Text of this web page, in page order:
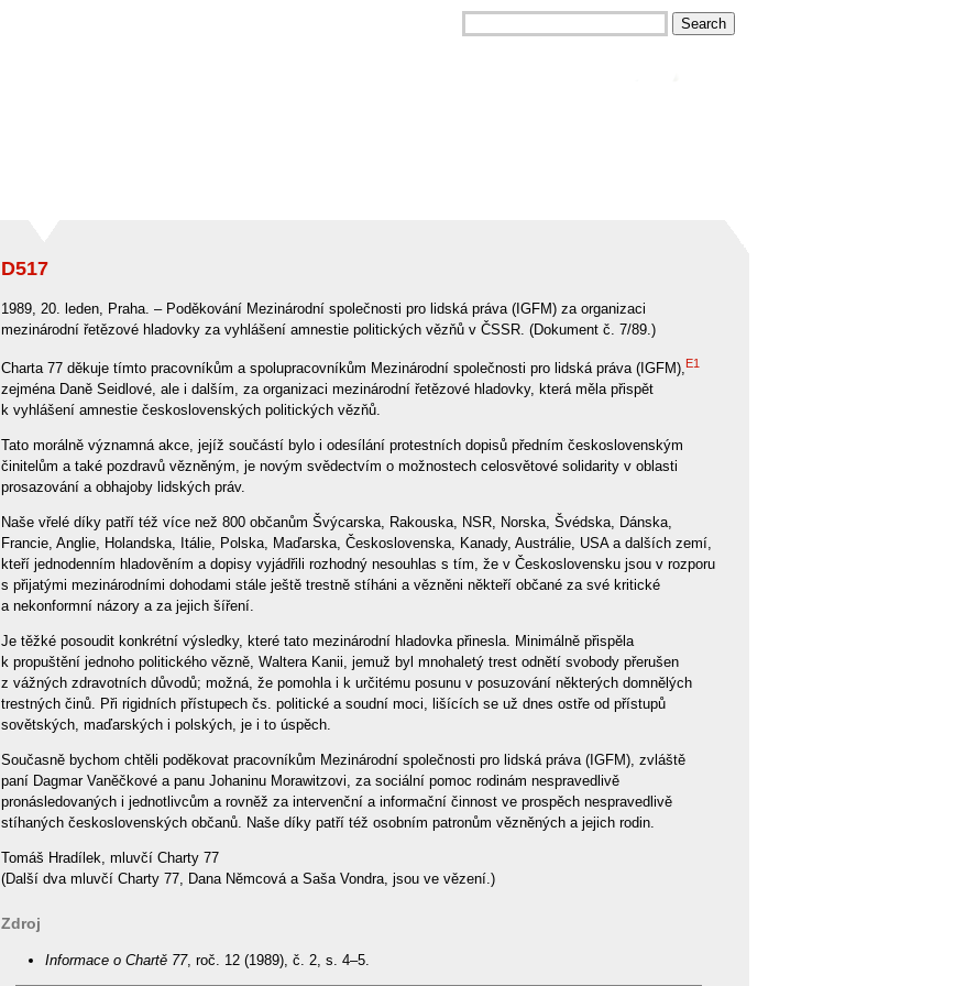
D517
1989, 20. leden, Praha. – Poděkování Mezinárodní společnosti pro lidská práva (IGFM) za organizaci
mezinárodní řetězové hladovky za vyhlášení amnestie politických vězňů v ČSSR. (Dokument č. 7/89.)
Charta 77 děkuje tímto pracovníkům a spolupracovníkům Mezinárodní společnosti pro lidská práva (IGFM),E1
zejména Daně Seidlové, ale i dalším, za organizaci mezinárodní řetězové hladovky, která měla přispět
k vyhlášení amnestie československých politických vězňů.
Tato morálně významná akce, jejíž součástí bylo i odesílání protestních dopisů předním československým
činitelům a také pozdravů vězněným, je novým svědectvím o možnostech celosvětové solidarity v oblasti
prosazování a obhajoby lidských práv.
Naše vřelé díky patří též více než 800 občanům Švýcarska, Rakouska, NSR, Norska, Švédska, Dánska,
Francie, Anglie, Holandska, Itálie, Polska, Maďarska, Československa, Kanady, Austrálie, USA a dalších zemí,
kteří jednodenním hladověním a dopisy vyjádřili rozhodný nesouhlas s tím, že v Československu jsou v rozporu
s přijatými mezinárodními dohodami stále ještě trestně stíháni a vězněni někteří občané za své kritické
a nekonformní názory a za jejich šíření.
Je těžké posoudit konkrétní výsledky, které tato mezinárodní hladovka přinesla. Minimálně přispěla
k propuštění jednoho politického vězně, Waltera Kanii, jemuž byl mnohaletý trest odnětí svobody přerušen
z vážných zdravotních důvodů; možná, že pomohla i k určitému posunu v posuzování některých domnělých
trestných činů. Při rigidních přístupech čs. politické a soudní moci, lišících se už dnes ostře od přístupů
sovětských, maďarských i polských, je i to úspěch.
Současně bychom chtěli poděkovat pracovníkům Mezinárodní společnosti pro lidská práva (IGFM), zvláště
paní Dagmar Vaněčkové a panu Johaninu Morawitzovi, za sociální pomoc rodinám nespravedlivě
pronásledovaných i jednotlivcům a rovněž za intervenční a informační činnost ve prospěch nespravedlivě
stíhaných československých občanů. Naše díky patří též osobním patronům vězněných a jejich rodin.
Tomáš Hradílek, mluvčí Charty 77
(Další dva mluvčí Charty 77, Dana Němcová a Saša Vondra, jsou ve vězení.)
Zdroj
Informace o Chartě 77, roč. 12 (1989), č. 2, s. 4–5.